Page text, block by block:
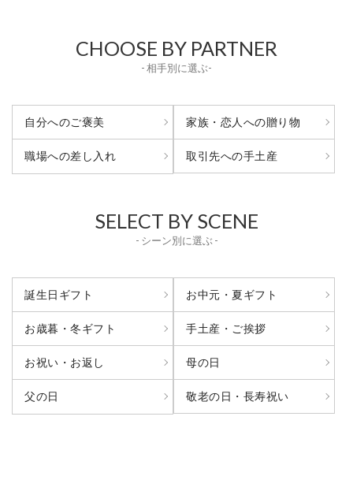
CHOOSE BY PARTNER
- 相手別に選ぶ-
自分へのご褒美 家族・恋人への贈り物
職場への差し入れ 取引先への手土産
SELECT BY SCENE
- シーン別に選ぶ -
誕生日ギフト お中元・夏ギフト
お歳暮・冬ギフト 手土産・ご挨拶
お祝い・お返し 母の日
父の日 敬老の日・長寿祝い